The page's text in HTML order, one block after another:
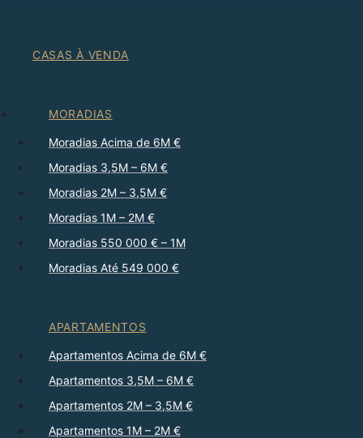
CASAS À VENDA
MORADIAS
Moradias Acima de 6M €
Moradias 3,5M – 6M €
Moradias 2M – 3,5M €
Moradias 1M – 2M €
Moradias 550 000 € – 1M
Moradias Até 549 000 €
APARTAMENTOS
Apartamentos Acima de 6M €
Apartamentos 3,5M – 6M €
Apartamentos 2M – 3,5M €
Apartamentos 1M – 2M €